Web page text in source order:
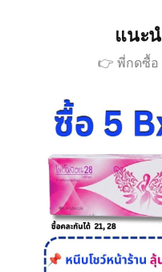
แนะ
👉 พี่กดซื้อ